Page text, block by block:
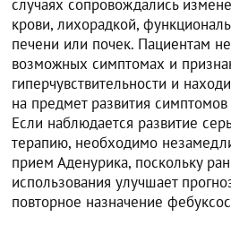
случаях сопровождались
крови, лихорадкой,
печени или почек. Пациентам
возможных симптомах и
гиперчувствительности и
на предмет развития
Если наблюдается развитие
терапию, необходимо
прием Аденурика, поскольку
использования улучшает
повторное назначение